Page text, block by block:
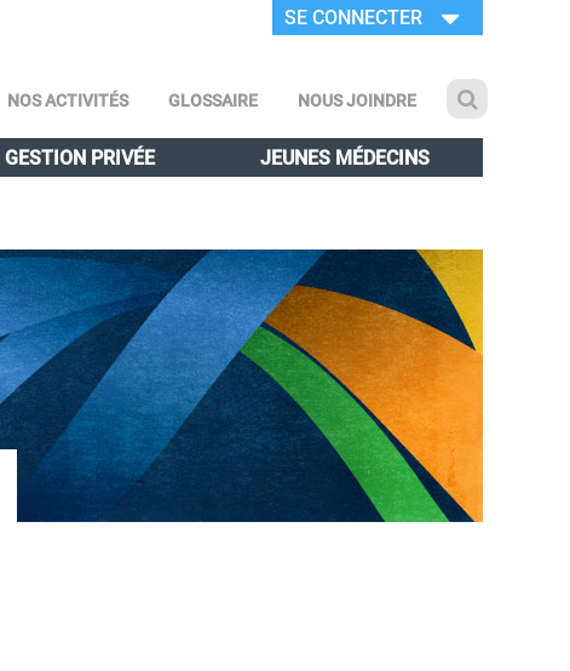
SE CONNECTER
NOS ACTIVITÉS GLOSSAIRE NOUS JOINDRE
GESTION PRIVÉE JEUNES MÉDECINS